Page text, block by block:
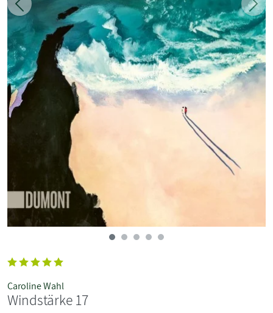
Zurück
Caroline Wahl
Windstärke 17